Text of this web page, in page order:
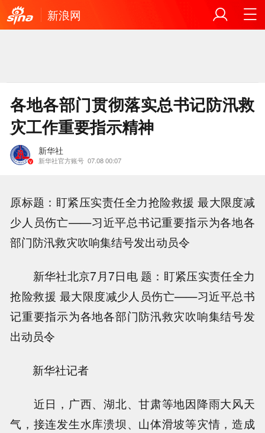
新浪网
各地各部门贯彻落实总书记防汛救
灾工作重要指示精神
新华社
新华社官方账号 07.08 00:07
原标题：盯紧压实责任全力抢险救援 最大限度减
少人员伤亡——习近平总书记重要指示为各地各
部门防汛救灾吹响集结号发出动员令
新华社北京7月7日电 题：盯紧压实责任全力
抢险救援 最大限度减少人员伤亡——习近平总书
记重要指示为各地各部门防汛救灾吹响集结号发
出动员令
新华社记者
近日，广西、湖北、甘肃等地因降雨大风天
气，接连发生水库溃坝、山体滑坡等灾情，造成